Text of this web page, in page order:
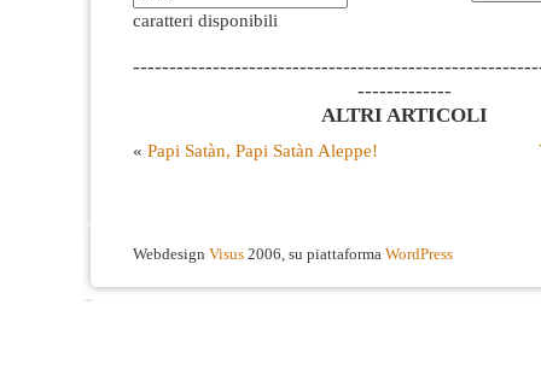
caratteri disponibili
-------------
ALTRI ARTICOLI
« Papi Satàn, Papi Satàn Aleppe!
Webdesign Visus 2006, su piattaforma WordPress